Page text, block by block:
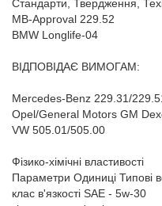
Стандарти, Твердження,
MB-Approval 229.52
BMW Longlife-04
ВІДПОВІДАЄ ВИМОГАМ:
Mercedes-Benz 229.31/
Opel/General Motors GM
VW 505.01/505.00
Фізико-хімічні властивості
Параметри Одиниці Типові
клас в'язкості SAE - 5w-30